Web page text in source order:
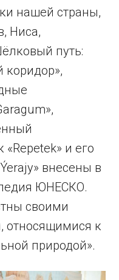
нашей страны,
Ниса,
путь:
и его
внесены в
ЮНЕСКО.
своими
относящимися к
природой».